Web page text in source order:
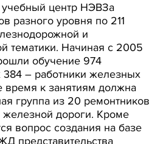
центр НЭВЗа
разного уровня по 211
и
тематики. Начиная с 2005
обучение 974
384 – работники железных
к занятиям должна
группа из 20 ремонтников
дороги. Кроме
вопрос создания на базе
представительства